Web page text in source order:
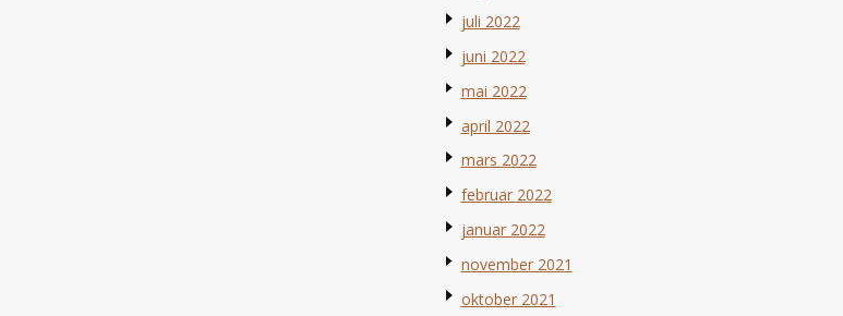
juli 2022
juni 2022
mai 2022
april 2022
mars 2022
februar 2022
januar 2022
november 2021
oktober 2021